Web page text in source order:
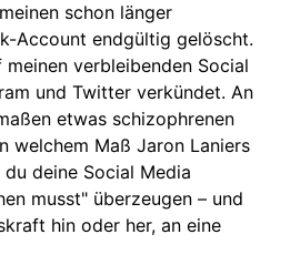
schon länger
Account endgültig gelöscht.
verbleibenden Social
und Twitter verkündet. An
etwas schizophrenen
welchem Maß Jaron Laniers
deine Social Media
musst" überzeugen – und
hin oder her, an eine